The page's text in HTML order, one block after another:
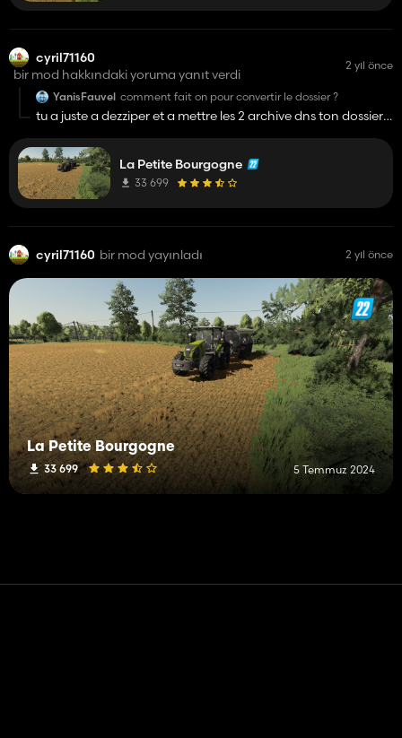
cyril71160
bir mod hakkındaki yoruma yanıt verdi
2 yıl önce
YanisFauvel comment fait on pour convertir le dossier ?
tu a juste a dezziper et a mettre les 2 archive dns ton dossier
La Petite Bourgogne
33 699
cyril71160 bir mod yayınladı 2 yıl önce
La Petite Bourgogne
33 699 5 Temmuz 2024